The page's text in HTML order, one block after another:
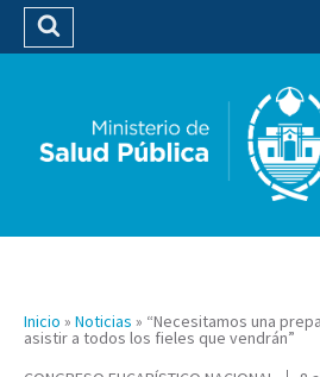
Biblioteca
Buscar
Inicio » Noticias » “Necesitamos una
asistir a todos los fieles que vendrán”